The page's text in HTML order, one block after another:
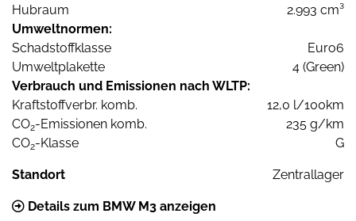
Hubraum
2.993 cm³
Umweltnormen:
Schadstoffklasse
Euro6
Umweltplakette
4 (Green)
Verbrauch und Emissionen nach WLTP:
Kraftstoffverbr. komb.
12,0 l/100km
CO2-Emissionen komb.
235 g/km
CO2-Klasse G
Standort Zentrallager
Details zum BMW M3 anzeigen